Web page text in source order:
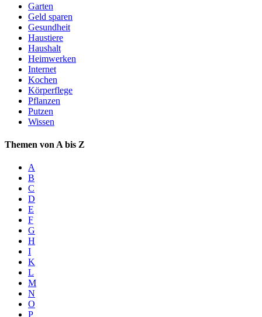
Garten
Geld sparen
Gesundheit
Haustiere
Haushalt
Heimwerken
Internet
Kochen
Körperflege
Pflanzen
Putzen
Wissen
Themen von A bis Z
A
B
C
D
E
F
G
H
I
K
L
M
N
O
P